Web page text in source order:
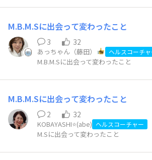
M.B.M.Sに出会って変わったこと
3 32
あっちゃん（藤田） ヘルスコーチャ
M.B.M.Sに出会って変わったこと
M.B.M.Sに出会って変わったこと
2 32
KOBAYASHI⭐️(abe) ヘルスコーチャー
M.Sに出会って変わったこと